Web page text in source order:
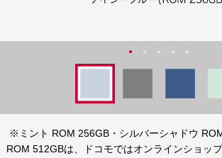
※ミント ROM 256GB・シルバーシャドウ
ROM 512GBは、
ドコモではオンラインショッ